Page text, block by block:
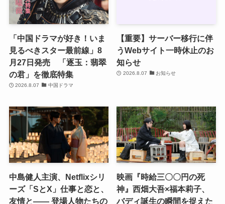
「中国ドラマが好き！いま
見るべきスター最前線」8
月27日発売 「逐玉：翡翠
の君」を徹底特集
2026.8.07 中国ドラマ
【重要】サーバー移行に伴
うWebサイト一時休止のお
知らせ
2026.8.07 お知らせ
中島健人主演、Netflixシリ
ーズ「SとX」仕事と恋と、
友情と―― 登場人物たちの
映画『時給三〇〇円の死
神』西畑大吾×福本莉子、
バディ誕生の瞬間を捉えた